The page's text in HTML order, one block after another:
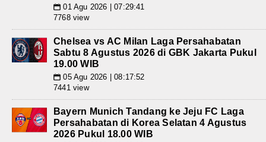
📅 01 Agu 2026 | 07:29:41
7768 view
Chelsea vs AC Milan Laga Persahabatan
Sabtu 8 Agustus 2026 di GBK Jakarta Pukul
19.00 WIB
📅 05 Agu 2026 | 08:17:52
7441 view
Bayern Munich Tandang ke Jeju FC Laga
Persahabatan di Korea Selatan 4 Agustus
2026 Pukul 18.00 WIB